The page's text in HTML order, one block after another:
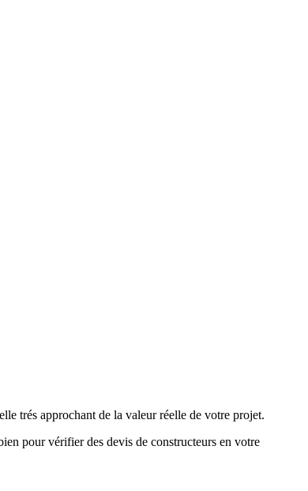
trés approchant de la valeur réelle de votre projet.
pour vérifier des devis de constructeurs en votre